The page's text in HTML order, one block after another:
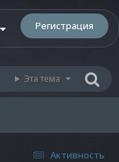
Регистрация
Эта тема
Активность